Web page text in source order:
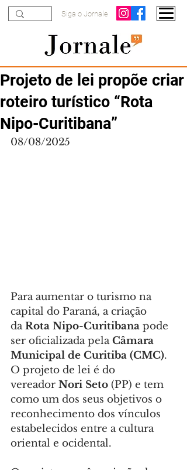
Siga o Jornale
Projeto de lei propõe criar
roteiro turístico “Rota
Nipo-Curitibana”
08/08/2025
Para aumentar o turismo na
capital do Paraná, a criação
da Rota Nipo-Curitibana pode
ser oficializada pela Câmara
Municipal de Curitiba (CMC).
O projeto de lei é do
vereador Nori Seto (PP) e tem
como um dos seus objetivos o
reconhecimento dos vínculos
estabelecidos entre a cultura
oriental e ocidental.